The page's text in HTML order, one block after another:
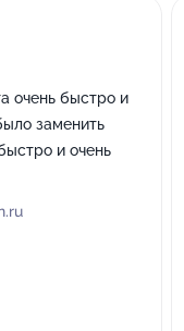
очень быстро и
заменить
и очень